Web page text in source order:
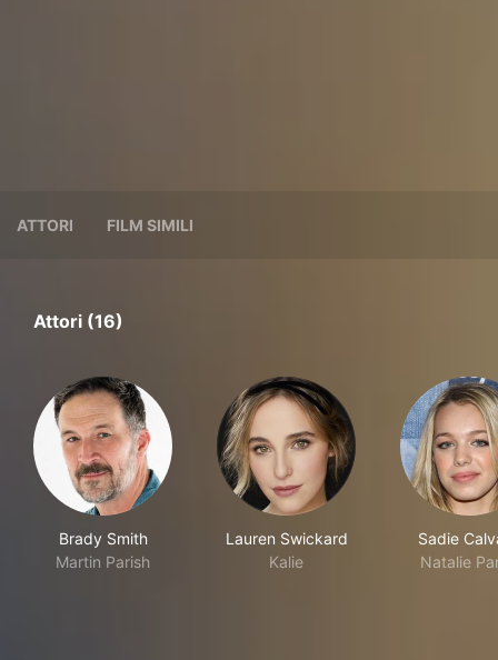
ATTORI FILM SIMILI
Attori (16)
Brady Smith
Martin Parish
Lauren Swickard
Kalie
Sadie
Natalie